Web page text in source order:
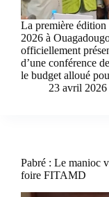
La première
2026 à
officiellement
d’une conférence
le budget alloué
23 avril 2026
Pabré : Le manioc
foire FITAMD